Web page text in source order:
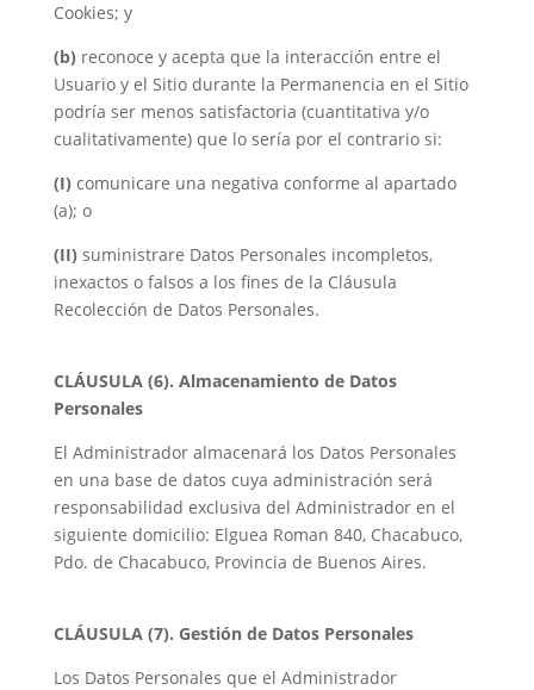
Cookies; y
(b) reconoce y acepta que la interacción entre el
Usuario y el Sitio durante la Permanencia en el Sitio
podría ser menos satisfactoria (cuantitativa y/o
cualitativamente) que lo sería por el contrario si:
(I) comunicare una negativa conforme al apartado
(a); o
(II) suministrare Datos Personales incompletos,
inexactos o falsos a los fines de la Cláusula
Recolección de Datos Personales.
CLÁUSULA (6). Almacenamiento de Datos
Personales
El Administrador almacenará los Datos Personales
en una base de datos cuya administración será
responsabilidad exclusiva del Administrador en el
siguiente domicilio: Elguea Roman 840, Chacabuco,
Pdo. de Chacabuco, Provincia de Buenos Aires.
CLÁUSULA (7). Gestión de Datos Personales
Los Datos Personales que el Administrador